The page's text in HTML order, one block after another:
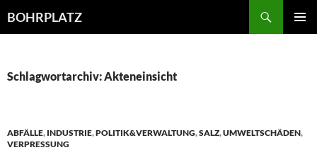
Inhalt
BOHRPLATZ
Schlagwortarchiv: Akteneinsicht
ABFÄLLE, INDUSTRIE,POLITIK&VERWALTUNG,SALZ,UMWELTSCHÄDEN,
VERPRESSUNG